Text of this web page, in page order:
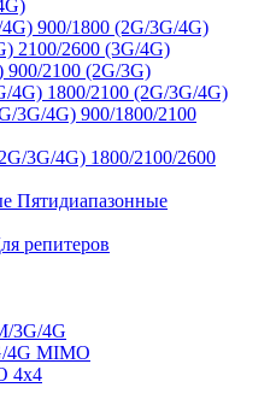
900/1800 (2G/3G/4G)
2100/2600 (3G/4G)
900/2100 (2G/3G)
1800/2100 (2G/3G/4G)
900/1800/2100
1800/2100/2600
Пятидиапазонные
репитеров
3G/4G
4G MIMO
4x4